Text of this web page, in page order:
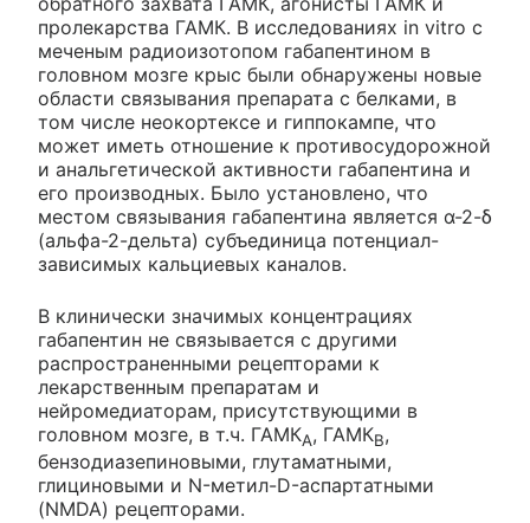
пролекарства ГАМК. В исследованиях in vitro с
меченым радиоизотопом габапентином в
головном мозге крыс были обнаружены новые
области связывания препарата с белками, в
том числе неокортексе и гиппокампе, что
может иметь отношение к противосудорожной
и анальгетической активности габапентина и
его производных. Было установлено, что
местом связывания габапентина является α-2-δ
(альфа-2-дельта) субъединица потенциал-
зависимых кальциевых каналов.
В клинически значимых концентрациях
габапентин не связывается с другими
распространенными рецепторами к
лекарственным препаратам и
нейромедиаторам, присутствующими в
головном мозге, в т.ч. ГАМКA, ГАМКB,
бензодиазепиновыми, глутаматными,
глициновыми и N-метил-D-аспартатными
(NMDA) рецепторами.